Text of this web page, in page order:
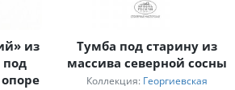
из
под
Тумба под старину из
массива северной сосны
Коллекция: Георгиевская